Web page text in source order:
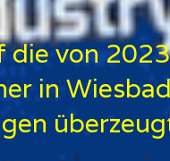
die von
in